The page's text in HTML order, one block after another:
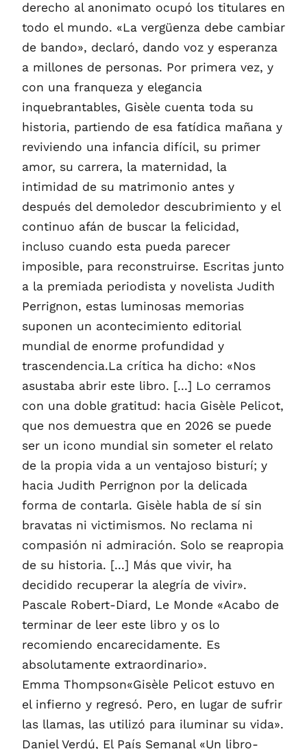
derecho al anonimato ocupó los titulares en
todo el mundo. «La vergüenza debe cambiar
de bando», declaró, dando voz y esperanza
a millones de personas. Por primera vez, y
con una franqueza y elegancia
inquebrantables, Gisèle cuenta toda su
historia, partiendo de esa fatídica mañana y
reviviendo una infancia difícil, su primer
amor, su carrera, la maternidad, la
intimidad de su matrimonio antes y
después del demoledor descubrimiento y el
continuo afán de buscar la felicidad,
incluso cuando esta pueda parecer
imposible, para reconstruirse. Escritas junto
a la premiada periodista y novelista Judith
Perrignon, estas luminosas memorias
suponen un acontecimiento editorial
mundial de enorme profundidad y
trascendencia.La crítica ha dicho: «Nos
asustaba abrir este libro. [...] Lo cerramos
con una doble gratitud: hacia Gisèle Pelicot,
que nos demuestra que en 2026 se puede
ser un icono mundial sin someter el relato
de la propia vida a un ventajoso bisturí; y
hacia Judith Perrignon por la delicada
forma de contarla. Gisèle habla de sí sin
bravatas ni victimismos. No reclama ni
compasión ni admiración. Solo se reapropia
de su historia. [...] Más que vivir, ha
decidido recuperar la alegría de vivir».
Pascale Robert-Diard, Le Monde «Acabo de
terminar de leer este libro y os lo
recomiendo encarecidamente. Es
absolutamente extraordinario».
Emma Thompson«Gisèle Pelicot estuvo en
el infierno y regresó. Pero, en lugar de sufrir
las llamas, las utilizó para iluminar su vida».
Daniel Verdú, El País Semanal «Un libro-